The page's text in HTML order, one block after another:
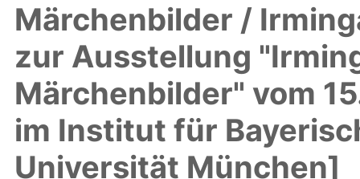
Märchenbilder /
zur Ausstellung
Märchenbilder" vom
im Institut für
Universität München]